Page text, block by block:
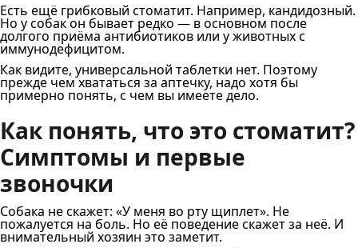
Есть ещё грибковый стоматит. Например, кандидозный.
Но у собак он бывает редко — в основном после
долгого приёма антибиотиков или у животных с
иммунодефицитом.
Как видите, универсальной таблетки нет. Поэтому
прежде чем хвататься за аптечку, надо хотя бы
примерно понять, с чем вы имеете дело.
Как понять, что это стоматит?
Симптомы и первые
звоночки
Собака не скажет: «У меня во рту щиплет». Не
пожалуется на боль. Но её поведение скажет за неё. И
внимательный хозяин это заметит.